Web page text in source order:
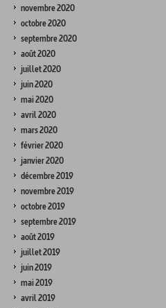
novembre 2020
octobre 2020
septembre 2020
août 2020
juillet 2020
juin 2020
mai 2020
avril 2020
mars 2020
février 2020
janvier 2020
décembre 2019
novembre 2019
octobre 2019
septembre 2019
août 2019
juillet 2019
juin 2019
mai 2019
avril 2019